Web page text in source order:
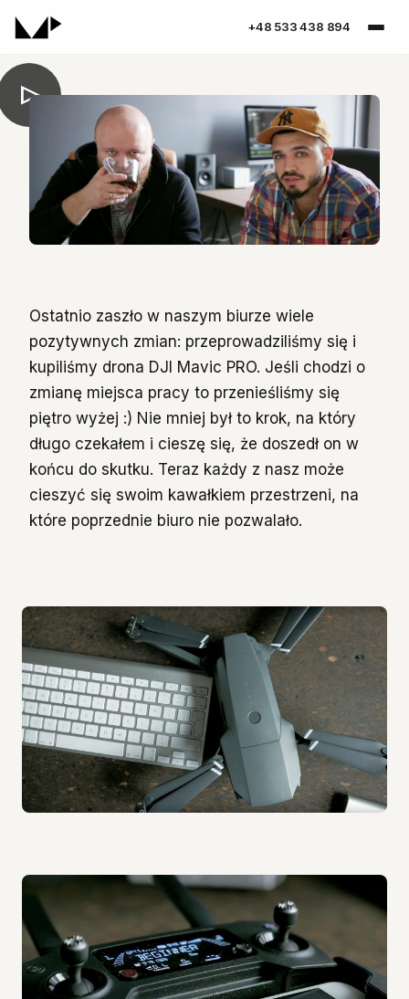
Ostatnio zaszło w naszym biurze wiele
pozytywnych zmian: przeprowadziliśmy się i
kupiliśmy drona DJI Mavic PRO. Jeśli chodzi o
zmianę miejsca pracy to przenieśliśmy się
piętro wyżej :) Nie mniej był to krok, na który
długo czekałem i cieszę się, że doszedł on w
końcu do skutku. Teraz każdy z nasz może
cieszyć się swoim kawałkiem przestrzeni, na
które poprzednie biuro nie pozwalało.
+48 533 438 894